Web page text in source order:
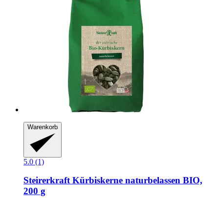
Warenkorb
5.0 (1)
SteirerkraftKürbiskerne naturbelassen BIO,
200 g